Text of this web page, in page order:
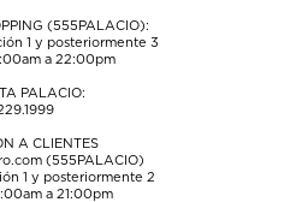
(555PALACIO):
1 y posteriormente 3
a 22:00pm
PALACIO:
A CLIENTES
(555PALACIO)
1 y posteriormente 2
a 21:00pm